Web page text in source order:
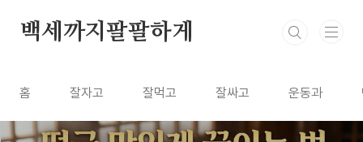
백세까지팔팔하게
홈 잘자고 잘먹고 잘싸고 운동과